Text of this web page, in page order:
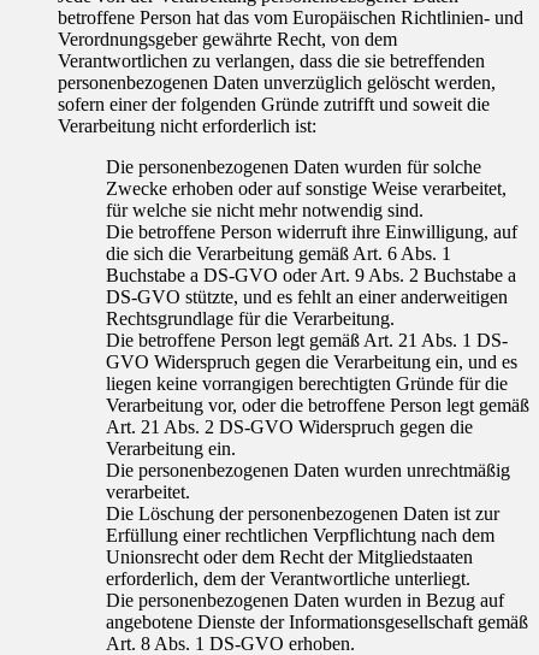
betroffene Person hat das vom Europäischen Richtlinien- und
Verordnungsgeber gewährte Recht, von dem
Verantwortlichen zu verlangen, dass die sie betreffenden
personenbezogenen Daten unverzüglich gelöscht werden,
sofern einer der folgenden Gründe zutrifft und soweit die
Verarbeitung nicht erforderlich ist:
Die personenbezogenen Daten wurden für solche
Zwecke erhoben oder auf sonstige Weise verarbeitet,
für welche sie nicht mehr notwendig sind.
Die betroffene Person widerruft ihre Einwilligung, auf
die sich die Verarbeitung gemäß Art. 6 Abs. 1
Buchstabe a DS-GVO oder Art. 9 Abs. 2 Buchstabe a
DS-GVO stützte, und es fehlt an einer anderweitigen
Rechtsgrundlage für die Verarbeitung.
Die betroffene Person legt gemäß Art. 21 Abs. 1 DS-
GVO Widerspruch gegen die Verarbeitung ein, und es
liegen keine vorrangigen berechtigten Gründe für die
Verarbeitung vor, oder die betroffene Person legt gemäß
Art. 21 Abs. 2 DS-GVO Widerspruch gegen die
Verarbeitung ein.
Die personenbezogenen Daten wurden unrechtmäßig
verarbeitet.
Die Löschung der personenbezogenen Daten ist zur
Erfüllung einer rechtlichen Verpflichtung nach dem
Unionsrecht oder dem Recht der Mitgliedstaaten
erforderlich, dem der Verantwortliche unterliegt.
Die personenbezogenen Daten wurden in Bezug auf
angebotene Dienste der Informationsgesellschaft gemäß
Art. 8 Abs. 1 DS-GVO erhoben.